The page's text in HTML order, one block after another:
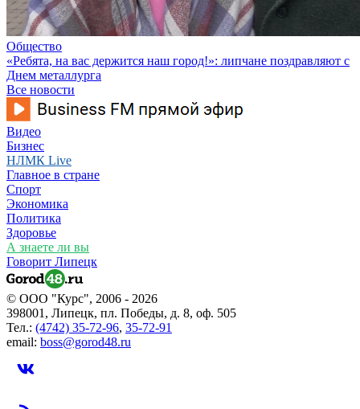
Общество
«Ребята, на вас держится наш город!»: липчане поздравляют с
Днем металлурга
Все новости
Видео
Бизнес
НЛМК Live
Главное в стране
Спорт
Экономика
Политика
Здоровье
А знаете ли вы
Говорит Липецк
© ООО "Курс", 2006 - 2026
398001, Липецк, пл. Победы, д. 8, оф. 505
Тел.: (4742) 35-72-96, 35-72-91
email: boss@gorod48.ru